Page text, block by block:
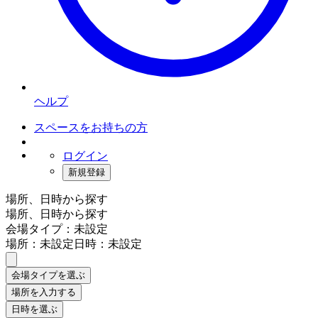
ヘルプ
スペースをお持ちの方
ログイン
新規登録
場所、日時から探す
場所、日時から探す
会場タイプ：未設定
場所：未設定日時：未設定
会場タイプを選ぶ
場所を入力する
日時を選ぶ